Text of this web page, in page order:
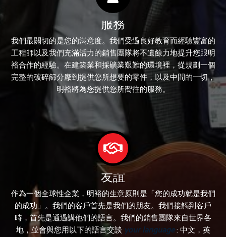
服務
我們最關切的是您的滿意度。我們受過良好教育而經驗豐富的
工程師以及我們充滿活力的銷售團隊將不遺餘力地提升您跟明
裕合作的經驗。在建築業和採礦業艱難的環境裡，從規劃一個
完整的破碎篩分廠到提供您所想要的零件，以及中間的一切，
明裕將為您提供您所嚮往的服務。
友誼
作為一個全球性企業，明裕的生意原則是「您的成功就是我們
的成功」。我們的客戶首先是我們的朋友。我們接觸到客戶
時，首先是通過講他們的語言。我們的銷售團隊來自世界各
地，並會與您用以下的語言交談 your language: 中文，英